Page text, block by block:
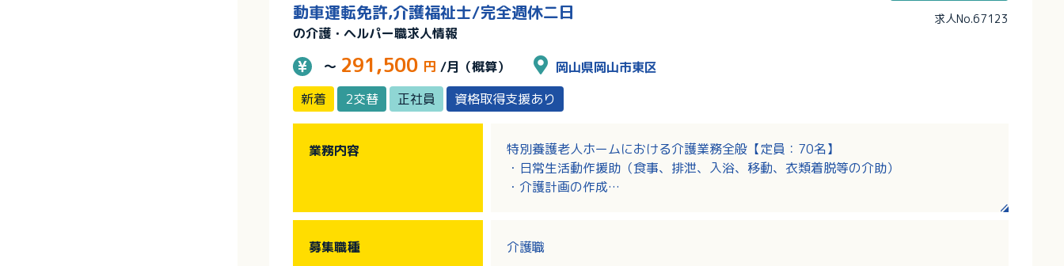
動車運転免許,介護福祉士/完全週休二日
の介護・ヘルパー職求人情報
～ 291,500 円 /月（概算）
岡山県岡山市東区
新着
2交替 正社員 資格取得支援あり
求人No.67123
業務内容
特別養護老人ホームにおける介護業務全般【定員：70名】
・日常生活動作援助（食事、排泄、入浴、移動、衣類着脱等の介助）
・介護計画の作成
・入所者の物品管理
募集職種 介護職